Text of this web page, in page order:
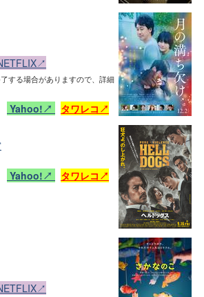
する場合がありますので、詳細
Yahoo!↗
タワレコ↗
Yahoo!↗ タワレコ↗